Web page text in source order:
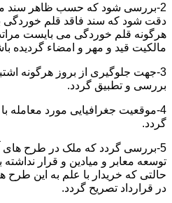
2-بررسی شود که حسب ظاهر سند
دقت شود که سند فاقد قلم خوردگی
هرگونه قلم خوردگی می بایست
مالکیت قید و مهر و امضاء گردیده
3-جهت جلوگیری از بروز هرگونه
بررسی و تطبیق گردد.
4-موقعیت جغرافیایی مورد معامله
گردد.
5-بررسی گردد که ملک در طرح
توسعه معابر و میادین و قرار
حالتی که خریدار با علم به این طرح
در قرارداد تصریح گردد.